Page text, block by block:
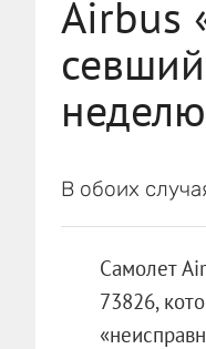
Airbus
неделю
В обоих
Самолет
73826,